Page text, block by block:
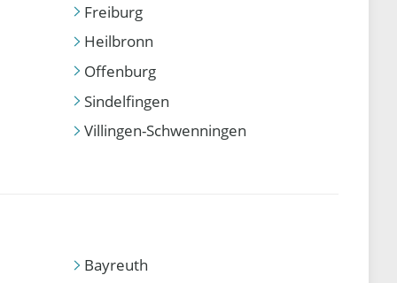
Freiburg
Heilbronn
Offenburg
Sindelfingen
Villingen-Schwenningen
Bayreuth